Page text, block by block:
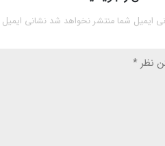
ایمیل شما منتشر نخواهد شد نشانی